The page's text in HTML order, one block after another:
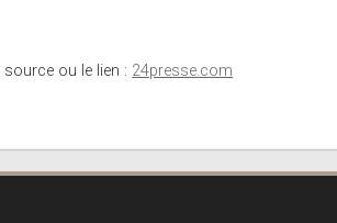
ou le lien : 24presse.com